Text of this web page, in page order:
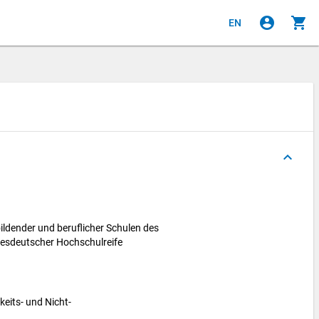
EN account_circle shopping_cart
keyboard_arrow_up
und beruflicher Schulen des
Hochschulreife
und Nicht-